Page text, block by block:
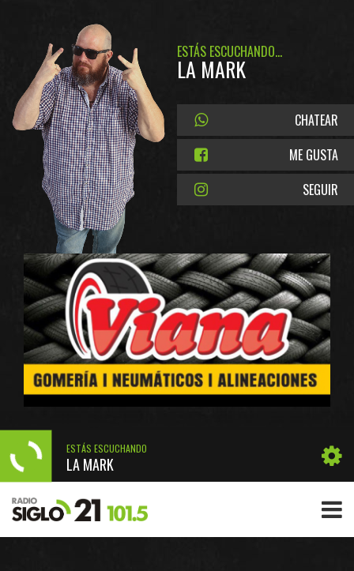
ESTÁS ESCUCHANDO...
LA MARK
CHATEAR
ME GUSTA
SEGUIR
ESTÁS ESCUCHANDO
LA MARK